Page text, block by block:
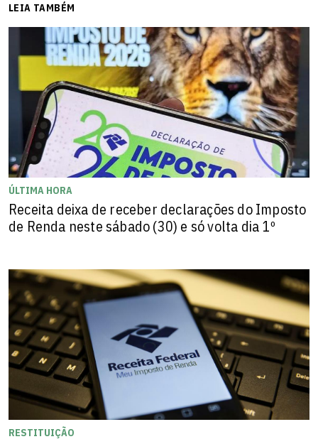
LEIA TAMBÉM
ÚLTIMA HORA
Receita deixa de receber declarações do Imposto
de Renda neste sábado (30) e só volta dia 1º
RESTITUIÇÃO